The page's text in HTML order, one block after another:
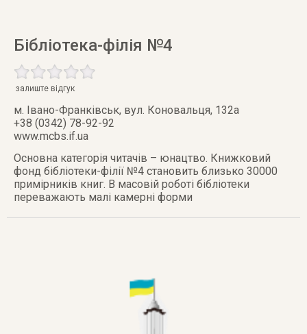
Бібліотека-філія №4
залиште відгук
м. Івано-Франківськ, вул. Коновальця, 132а
+38 (0342) 78-92-92
www.mcbs.if.ua
Основна категорія читачів – юнацтво. Книжковий
фонд бібліотеки-філії №4 становить близько 30000
примірників книг. В масовій роботі бібліотеки
переважають малі камерні форми